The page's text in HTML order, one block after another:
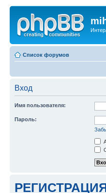
Список форумов
Вход
Имя пользователя:
Пароль: